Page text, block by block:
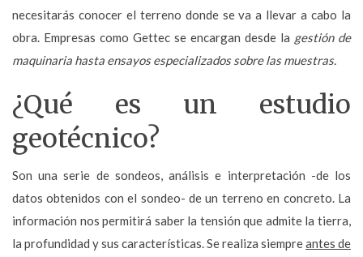
necesitarás conocer el terreno donde se va a llevar a cabo la
obra. Empresas como Gettec se encargan desde la gestión de
maquinaria hasta ensayos especializados sobre las muestras.
¿Qué es un estudio
geotécnico?
Son una serie de sondeos, análisis e interpretación -de los
datos obtenidos con el sondeo- de un terreno en concreto. La
información nos permitirá saber la tensión que admite la tierra,
la profundidad y sus características. Se realiza siempreantes de